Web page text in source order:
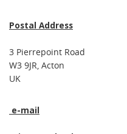
Postal Address
3 Pierrepoint Road
W3 9JR, Acton
UK
e-mail